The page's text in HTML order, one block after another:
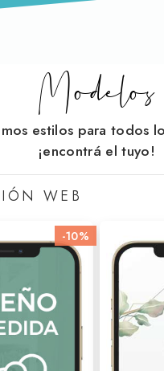
Modelos
estilos para todos
¡encontrá el tuyo!
WEB
-10%